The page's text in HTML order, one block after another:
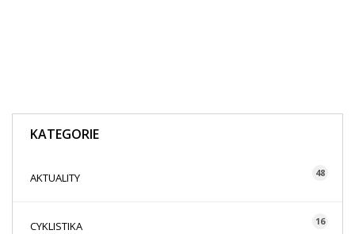
KATEGORIE
AKTUALITY 48
CYKLISTIKA 16